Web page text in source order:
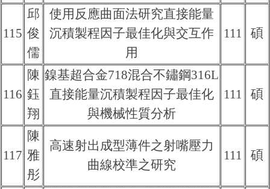
115
邱
俊
儒
使用反應曲面法研究直接能量
沉積製程因子最佳化與交互作
用
111 碩
116
陳
鈺
翔
鎳基超合金718混合不鏽鋼316L
直接能量沉積製程因子最佳化
與機械性質分析
111 碩
117
陳
雅
彤
高速射出成型薄件之射嘴壓力
曲線校準之研究
111 碩